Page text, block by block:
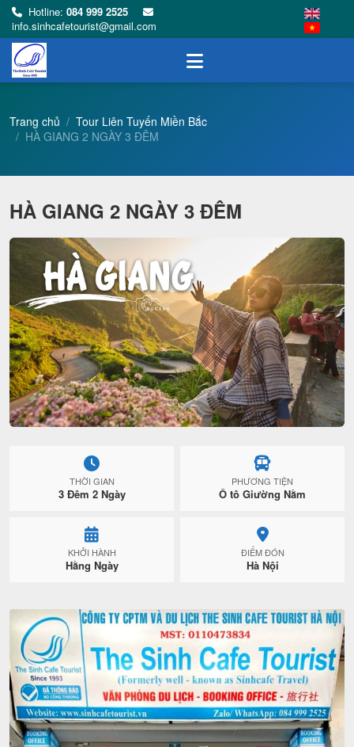
Hotline: 084 999 2525
info.sinhcafetourist@gmail.com
Trang chủ
Tour Liên Tuyến Miền Bắc
HÀ GIANG 2 NGÀY 3 ĐÊM
HÀ GIANG 2 NGÀY 3 ĐÊM
THỜI GIAN
3 Đêm 2 Ngày
PHƯƠNG TIỆN
Ô tô Giường Nằm
KHỞI HÀNH
Hằng Ngày
ĐIỂM ĐÓN
Hà Nội